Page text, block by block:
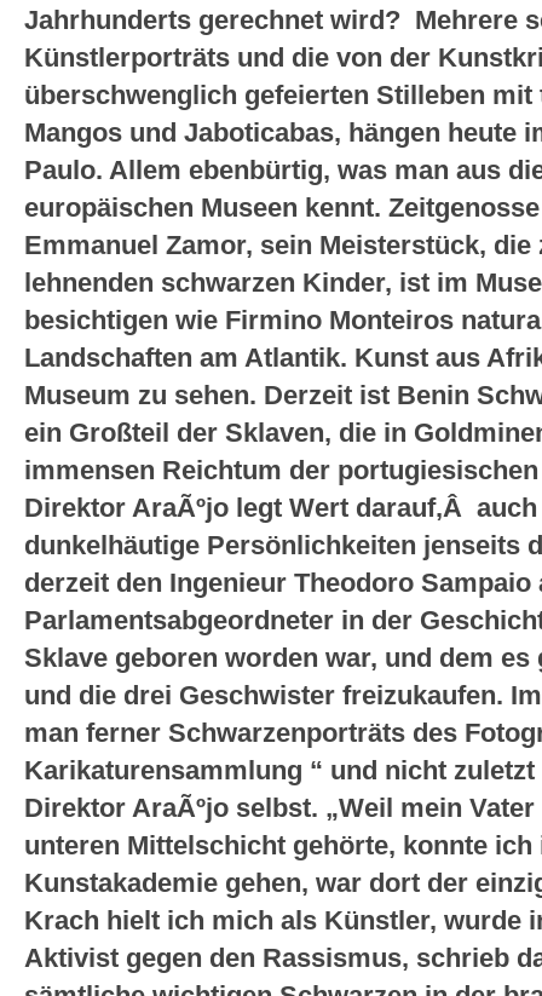
Jahrhunderts gerechnet wird? Mehrere
Künstlerporträts und die von der
überschwenglich gefeierten Stilleben
Mangos und Jaboticabas, hängen heute
Paulo. Allem ebenbürtig, was man aus
europäischen Museen kennt.
Emmanuel Zamor, sein Meisterstück, die
lehnenden schwarzen Kinder, ist im
besichtigen wie Firmino Monteiros
Landschaften am Atlantik. Kunst aus
Museum zu sehen. Derzeit ist Benin
ein Großteil der Sklaven, die in
immensen Reichtum der
Direktor AraÃºjo legt Wert darauf,Â
dunkelhäutige Persönlichkeiten jenseits
derzeit den Ingenieur Theodoro Sampaio
Parlamentsabgeordneter in der
Sklave geboren worden war, und dem es
und die drei Geschwister freizukaufen.
man ferner Schwarzenporträts des
Karikaturensammlung “ und nicht
Direktor AraÃºjo selbst. „Weil mein
unteren Mittelschicht gehörte, konnte
Kunstakademie gehen, war dort der
Krach hielt ich mich als Künstler, wurde
Aktivist gegen den Rassismus, schrieb